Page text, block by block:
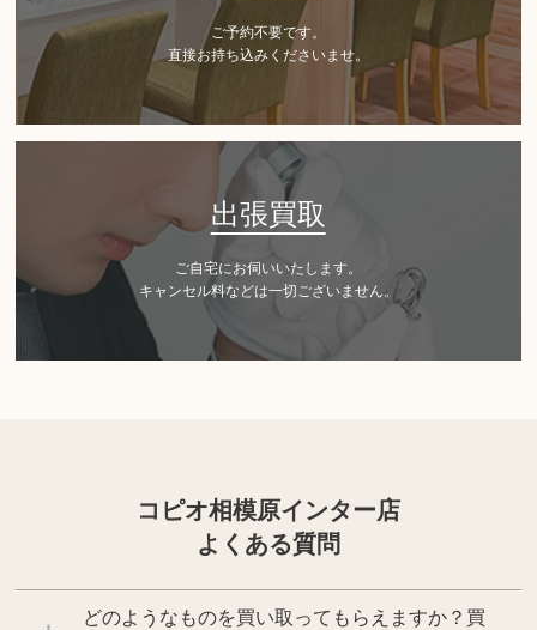
ご予約不要です。
直接お持ち込みくださいませ。
出張買取
ご自宅にお伺いいたします。
キャンセル料などは一切ございません。
コピオ相模原インター店
よくある質問
どのようなものを買い取ってもらえますか？買